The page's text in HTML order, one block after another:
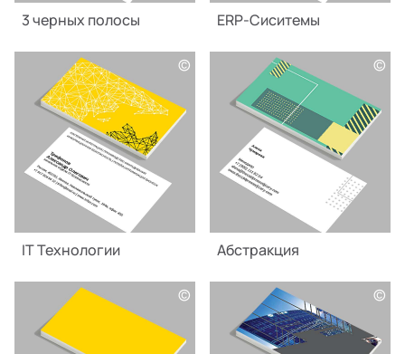
3 черных полосы ERP-Сиситемы
©
IT Технологии
©
Абстракция
© ©